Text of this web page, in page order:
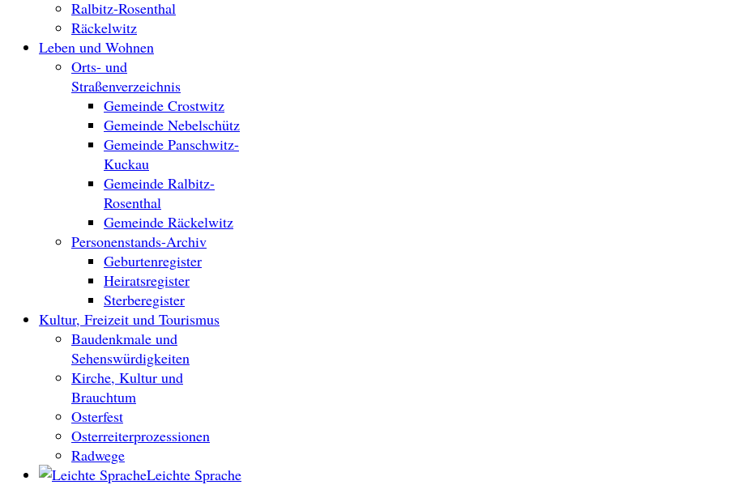
Ralbitz-Rosenthal
Räckelwitz
Leben und Wohnen
Orts- und
Straßenverzeichnis
Gemeinde Crostwitz
Gemeinde Nebelschütz
Gemeinde Panschwitz-
Kuckau
Gemeinde Ralbitz-
Rosenthal
Gemeinde Räckelwitz
Personenstands-Archiv
Geburtenregister
Heiratsregister
Sterberegister
Kultur, Freizeit und Tourismus
Baudenkmale und
Sehenswürdigkeiten
Kirche, Kultur und
Brauchtum
Osterfest
Osterreiterprozessionen
Radwege
Leichte Sprache